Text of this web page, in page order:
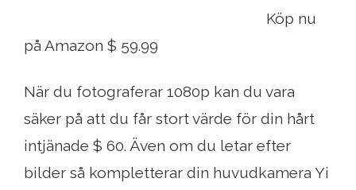
Köp nu
på Amazon $ 59.99
När du fotograferar 1080p kan du vara
säker på att du får stort värde för din hårt
intjänade $ 60. Även om du letar efter
bilder så kompletterar din huvudkamera Yi